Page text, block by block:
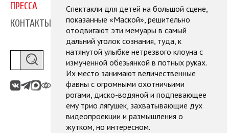
ПРЕССА
КОНТАКТЫ
Спектакли для детей на большой сцене,
показанные «Маской», решительно
отодвигают эти мемуары в самый
дальний уголок сознания, туда, к
натянутой улыбке нетрезвого клоуна с
измученной обезьянкой в потных руках.
Их место занимают величественные
фавны с огромными охотничьими
рогами, диско-водяной и подпевающее
ему трио лягушек, захватывающие дух
видеопроекции и размышления о
жутком, но интересном.